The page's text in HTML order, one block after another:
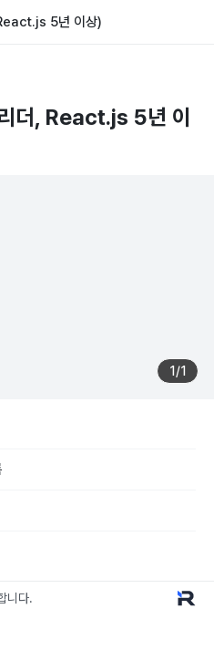
5년 이상)
더, React.js 5년 이
1 /1
니다.